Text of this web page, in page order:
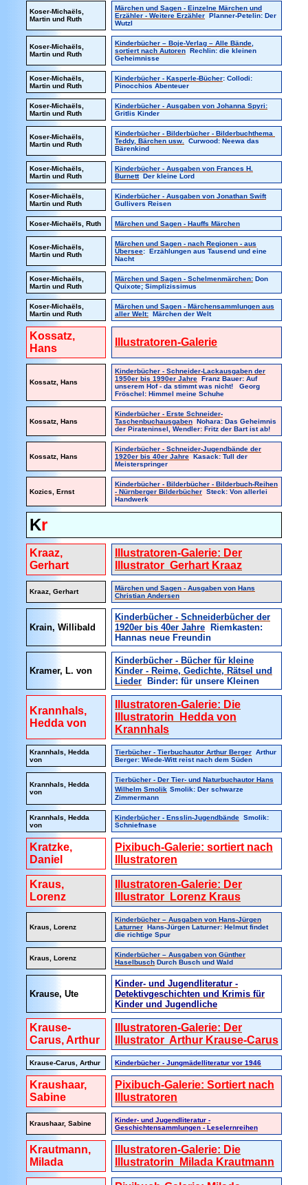
Koser-Michaëls,
Martin und Ruth
Märchen und Sagen - Einzelne Märchen und
Erzähler - Weitere Erzähler Planner-Petelin: Der
Wutzl
Koser-Michaëls
Martin und Ruth
Kinderbücher – Boje-Verlag – Alle Bände,
sortiert nach Autoren Rechlin: die kleinen
Geheimnisse
Koser-Michaëls,
Martin und Ruth
Kinderbücher - Kasperle-Bücher: Collodi:
Pinocchios Abenteuer
Koser-Michaëls,
Martin und Ruth
Kinderbücher - Ausgaben von Johanna Spyri:
Gritlis Kinder
Koser-Michaëls,
Martin und Ruth
Kinderbücher - Bilderbücher - Bilderbuchthema
Teddy, Bärchen usw.
Curwood: Neewa das
Bärenkind
Koser-Michaëls,
Martin und Ruth
Kinderbücher - Ausgaben von Frances H.
BurnettDer kleine Lord
Koser-Michaëls,
Martin und Ruth
Kinderbücher - Ausgaben von Jonathan Swift
Gullivers Reisen
Koser-Michaëls, Ruth Märchen und Sagen - Hauffs Märchen
Koser-Michaëls,
Martin und Ruth
Märchen und Sagen - nach Regionen - aus
Übersee: Erzählungen aus Tausend und eine
Nacht
Koser-Michaëls,
Martin und Ruth
Märchen und Sagen - Schelmenmärchen: Don
Quixote; Simplizissimus
Koser-Michaëls,
Martin und Ruth
Märchen und Sagen - Märchensammlungen aus
aller Welt: Märchen der Welt
Kossatz,
Hans
Illustratoren-Galerie
Kossatz, Hans
Kinderbücher - Schneider-Lackausgaben der
1950er bis 1990er Jahre Franz Bauer: Auf
unserem Hof - da stimmt was nicht! Georg
Fröschel: Himmel meine Schuhe
Kossatz, Hans
Kinderbücher - Erste Schneider-
Taschenbuchausgaben Nohara: Das Geheimnis
der Pirateninsel, Wendler: Fritz der Bart ist ab!
Kossatz, Hans
Kinderbücher - Schneider-Jugendbände der
1920er bis 40er Jahre Kasack: Tull der
Meisterspringer
Kozics, Ernst
Kinderbücher - Bilderbücher - Bilderbuch-Reihen
- Nürnberger Bilderbücher Steck: Von allerlei
Handwerk
Kr
Kraaz,
Gerhart
Illustratoren-Galerie: Der
Illustrator Gerhart Kraaz
Kraaz, Gerhart
Märchen und Sagen - Ausgaben von Hans
Christian Andersen
Krain, Willibald
Kinderbücher - Schneiderbücher der
1920er bis 40er Jahre Riemkasten:
Hannas neue Freundin
Kramer, L. von
Kinderbücher - Bücher für kleine
Kinder - Reime, Gedichte, Rätsel und
Lieder Binder: für unsere Kleinen
Krannhals,
Hedda von
Illustratoren-Galerie: Die
Illustratorin Hedda von
Krannhals
Krannhals, Hedda
von
Tierbücher - Tierbuchautor Arthur Berger Arthur
Berger: Wiede-Witt reist nach dem Süden
Krannhals, Hedda
von
Tierbücher - Der Tier- und Naturbuchautor Hans
Wilhelm Smolik Smolik: Der schwarze
Zimmermann
Krannhals, Hedda
von
Kinderbücher - Ensslin-Jugendbände Smolik:
Schniefnase
Kratzke,
Daniel
Pixibuch-Galerie: sortiert nach
Illustratoren
Kraus,
Lorenz
Illustratoren-Galerie: Der
Illustrator Lorenz Kraus
Kraus, Lorenz
Kinderbücher – Ausgaben von Hans-Jürgen
Laturner Hans-Jürgen Laturner: Helmut findet
die richtige Spur
Kraus, Lorenz
Kinderbücher – Ausgaben von Günther
Haselbusch Durch Busch und Wald
Krause, Ute
Kinder- und Jugendliteratur -
Detektivgeschichten und Krimis für
Kinder und Jugendliche
Krause-
Carus, Arthur
Illustratoren-Galerie: Der
Illustrator Arthur Krause-Carus
Krause-Carus, Arthur Kinderbücher - Jungmädelliteratur vor 1946
Kraushaar,
Sabine
Pixibuch-Galerie: Sortiert nach
Illustratoren
Kraushaar, Sabine
Kinder- und Jugendliteratur -
Geschichtensammlungen - Leselernreihen
Krautmann,
Milada
Illustratoren-Galerie: Die
Illustratorin Milada Krautmann